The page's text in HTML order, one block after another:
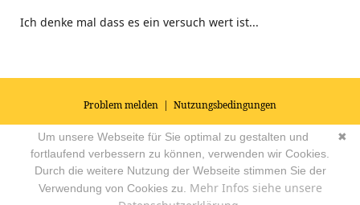
Ich denke mal dass es ein versuch wert ist...
Problem melden | Nutzungsbedingungen
© 2026Impressum|Datenschutz|AGB's| Yoga Vidya Community -
Forum für Yoga, Meditation und Ayurveda Powered by
✖
Um unsere Webseite für Sie optimal zu gestalten und
fortlaufend verbessern zu können, verwenden wir Cookies.
Durch die weitere Nutzung der Webseite stimmen Sie der
Verwendung von Cookies zu. Mehr Infos siehe unsere